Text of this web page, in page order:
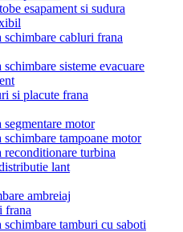
esapament si sudura
schimbare cabluri frana
schimbare sisteme evacuare
si placute frana
segmentare motor
schimbare tampoane motor
reconditionare turbina
lant
ambreiaj
frana
schimbare tamburi cu saboti